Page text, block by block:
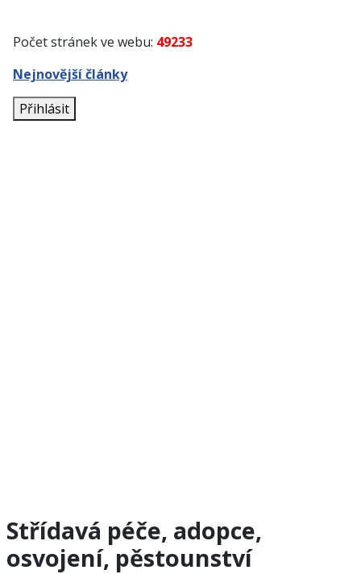
Počet stránek ve webu: 49233
Nejnovější články
Přihlásit
Střídavá péče, adopce,
osvojení, pěstounství